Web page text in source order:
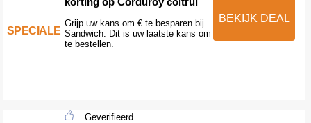
SPECIALE
Grijp uw kans om € te besparen bij
Sandwich. Dit is uw laatste kans om
te bestellen.
BEKIJK DEAL
Geverifieerd